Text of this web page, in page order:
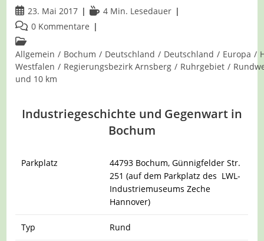
Beitrag
veröffentlicht:
23. Mai 2017 Lesedauer:
4 Min. Lesedauer
Beitrags-
Kommentare:
0 Kommentare
Beitrags-
Kategorie:
Allgemein / Bochum / Deutschland / Deutschland / Europa /
Westfalen / Regierungsbezirk Arnsberg / Ruhrgebiet /
und 10 km
Industriegeschichte und Gegenwart in
Bochum
Parkplatz
44793 Bochum, Günnigfelder Str.
251 (auf dem Parkplatz des LWL-
Industriemuseums Zeche
Hannover)
Typ Rund